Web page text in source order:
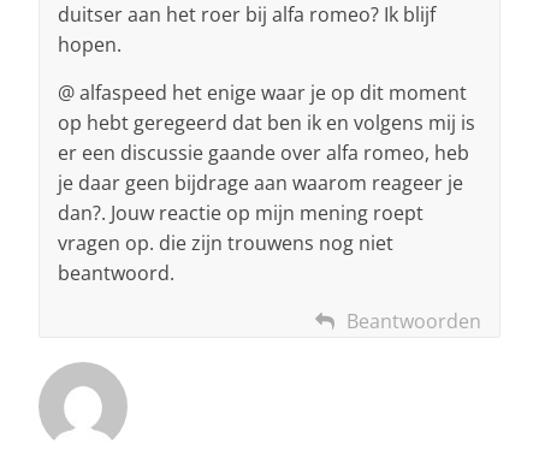
duitser aan het roer bij alfa romeo? Ik blijf
hopen.
@ alfaspeed het enige waar je op dit moment
op hebt geregeerd dat ben ik en volgens mij is
er een discussie gaande over alfa romeo, heb
je daar geen bijdrage aan waarom reageer je
dan?. Jouw reactie op mijn mening roept
vragen op. die zijn trouwens nog niet
beantwoord.
Beantwoorden